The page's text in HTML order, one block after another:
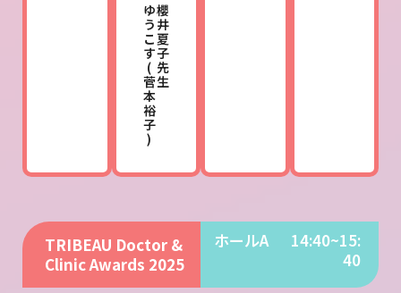
ゆ
う
こ
す
(
菅
本
裕
子
)
櫻
井
夏
子
先
生
TRIBEAU Doctor &
Clinic Awards 2025
ホールA
14:40~15:
40